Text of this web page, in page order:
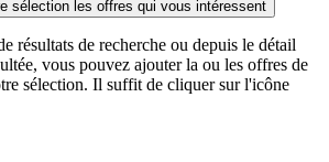
sélection les offres qui vous intéressent
résultats de recherche ou depuis le détail
vous pouvez ajouter la ou les offres de
sélection. Il suffit de cliquer sur l'icône